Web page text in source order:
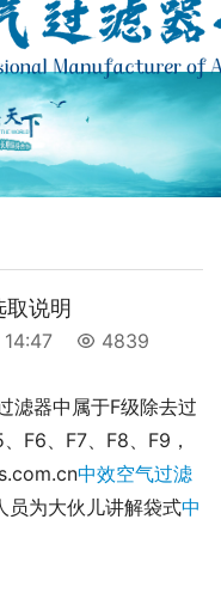
说明
4839
滤器中属于F级除去过
F6、F7、F8、F9，
中效空气过滤
员为大伙儿讲解袋式中